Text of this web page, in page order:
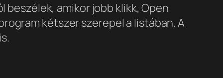
amikor jobb klikk, Open
kétszer szerepel a listában. A